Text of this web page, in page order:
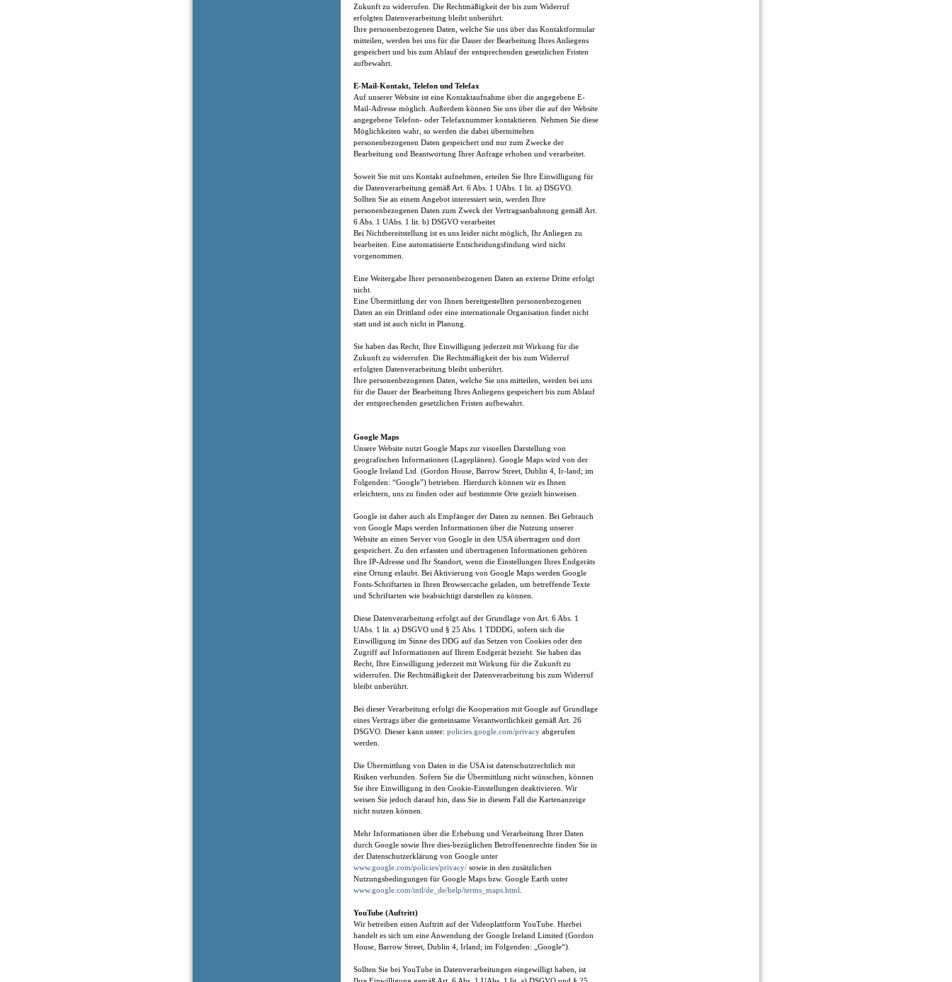
Zukunft zu widerrufen. Die Rechtmäßigkeit der bis zum Widerruf
erfolgten Datenverarbeitung bleibt unberührt.
Ihre personenbezogenen Daten, welche Sie uns über das Kontaktformular
mitteilen, werden bei uns für die Dauer der Bearbeitung Ihres Anliegens
gespeichert und bis zum Ablauf der entsprechenden gesetzlichen Fristen
aufbewahrt.
E-Mail-Kontakt, Telefon und Telefax
Auf unserer Website ist eine Kontaktaufnahme über die angegebene E-
Mail-Adresse möglich. Außerdem können Sie uns über die auf der Website
angegebene Telefon- oder Telefaxnummer kontaktieren. Nehmen Sie diese
Möglichkeiten wahr, so werden die dabei übermittelten
personenbezogenen Daten gespeichert und nur zum Zwecke der
Bearbeitung und Beantwortung Ihrer Anfrage erhoben und verarbeitet.
Soweit Sie mit uns Kontakt aufnehmen, erteilen Sie Ihre Einwilligung für
die Datenverarbeitung gemäß Art. 6 Abs. 1 UAbs. 1 lit. a) DSGVO.
Sollten Sie an einem Angebot interessiert sein, werden Ihre
personenbezogenen Daten zum Zweck der Vertragsanbahnung gemäß Art.
6 Abs. 1 UAbs. 1 lit. b) DSGVO verarbeitet
Bei Nichtbereitstellung ist es uns leider nicht möglich, Ihr Anliegen zu
bearbeiten. Eine automatisierte Entscheidungsfindung wird nicht
vorgenommen.
Eine Weitergabe Ihrer personenbezogenen Daten an externe Dritte erfolgt
nicht.
Eine Übermittlung der von Ihnen bereitgestellten personenbezogenen
Daten an ein Drittland oder eine internationale Organisation findet nicht
statt und ist auch nicht in Planung.
Sie haben das Recht, Ihre Einwilligung jederzeit mit Wirkung für die
Zukunft zu widerrufen. Die Rechtmäßigkeit der bis zum Widerruf
erfolgten Datenverarbeitung bleibt unberührt.
Ihre personenbezogenen Daten, welche Sie uns mitteilen, werden bei uns
für die Dauer der Bearbeitung Ihres Anliegens gespeichert bis zum Ablauf
der entsprechenden gesetzlichen Fristen aufbewahrt.
Google Maps
Unsere Website nutzt Google Maps zur visuellen Darstellung von
geografischen Informationen (Lageplänen). Google Maps wird von der
Google Ireland Ltd. (Gordon House, Barrow Street, Dublin 4, Ir-land; im
Folgenden: “Google”) betrieben. Hierdurch können wir es Ihnen
erleichtern, uns zu finden oder auf bestimmte Orte gezielt hinweisen.
Google ist daher auch als Empfänger der Daten zu nennen. Bei Gebrauch
von Google Maps werden Informationen über die Nutzung unserer
Website an einen Server von Google in den USA übertragen und dort
gespeichert. Zu den erfassten und übertragenen Informationen gehören
Ihre IP-Adresse und Ihr Standort, wenn die Einstellungen Ihres Endgeräts
eine Ortung erlaubt. Bei Aktivierung von Google Maps werden Google
Fonts-Schriftarten in Ihren Browsercache geladen, um betreffende Texte
und Schriftarten wie beabsichtigt darstellen zu können.
Diese Datenverarbeitung erfolgt auf der Grundlage von Art. 6 Abs. 1
UAbs. 1 lit. a) DSGVO und § 25 Abs. 1 TDDDG, sofern sich die
Einwilligung im Sinne des DDG auf das Setzen von Cookies oder den
Zugriff auf Informationen auf Ihrem Endgerät bezieht. Sie haben das
Recht, Ihre Einwilligung jederzeit mit Wirkung für die Zukunft zu
widerrufen. Die Rechtmäßigkeit der Datenverarbeitung bis zum Widerruf
bleibt unberührt.
Bei dieser Verarbeitung erfolgt die Kooperation mit Google auf Grundlage
eines Vertrags über die gemeinsame Verantwortlichkeit gemäß Art. 26
DSGVO. Dieser kann unter: policies.google.com/privacy abgerufen
werden.
Die Übermittlung von Daten in die USA ist datenschutzrechtlich mit
Risiken verbunden. Sofern Sie die Übermittlung nicht wünschen, können
Sie ihre Einwilligung in den Cookie-Einstellungen deaktivieren. Wir
weisen Sie jedoch darauf hin, dass Sie in diesem Fall die Kartenanzeige
nicht nutzen können.
Mehr Informationen über die Erhebung und Verarbeitung Ihrer Daten
durch Google sowie Ihre dies-bezüglichen Betroffenenrechte finden Sie in
der Datenschutzerklärung von Google unter
www.google.com/policies/privacy/ sowie in den zusätzlichen
Nutzungsbedingungen für Google Maps bzw. Google Earth unter
www.google.com/intl/de_de/help/terms_maps.html
YouTube (Auftritt)
Wir betreiben einen Auftritt auf der Videoplattform YouTube. Hierbei
handelt es sich um eine Anwendung der Google Ireland Limited (Gordon
House, Barrow Street, Dublin 4, Irland; im Folgenden: „Google“).
Sollten Sie bei YouTube in Datenverarbeitungen eingewilligt haben, ist